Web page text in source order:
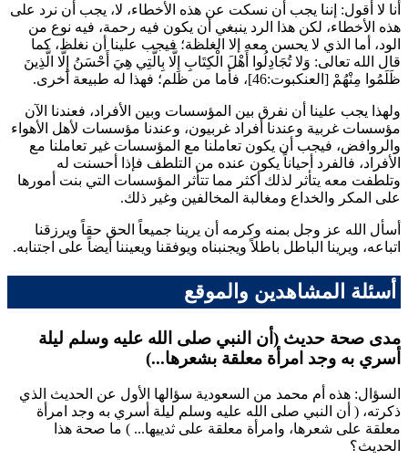
أنا لا أقول: إننا يجب أن نسكت عن هذه الأخطاء، لا، يجب أن نرد على
هذه الأخطاء، لكن هذا الرد ينبغي أن يكون فيه رحمة، فيه نوع من
الود، أما الذي لا يحسن معه إلا الغلظة؛ فيجب علينا أن نغلظ، كما
قال الله تعالى: وَلا تُجَادِلُوا أَهْلَ الْكِتَابِ إِلَّا بِالَّتِي هِيَ أَحْسَنُ إِلَّا الَّذِينَ
ظَلَمُوا مِنْهُمْ [العنكبوت:46]، فأما من ظلم؛ فهذا له طبيعة أخرى.
ولهذا يجب علينا أن نفرق بين المؤسسات وبين الأفراد، فعندنا الآن
مؤسسات غربية وعندنا أفراد غربيون، وعندنا مؤسسات لأهل الأهواء
والروافض، فيجب أن يكون تعاملنا مع المؤسسات غير تعاملنا مع
الأفراد، فالفرد أحياناً يكون عنده من التلطف فإذا أحسنت له
وتلطفت معه يتأثر لذلك أكثر مما تتأثر المؤسسات التي بنت أمورها
على المكر والخداع ومغالبة المخالفين وغير ذلك.
أسأل الله عز وجل بمنه وكرمه أن يرينا جميعاً الحق حقاً ويرزقنا
اتباعه، ويرينا الباطل باطلاً ويجنبناه ويوفقنا ويعيننا أيضاً على اجتنابه.
أسئلة المشاهدين والموقع
مدى صحة حديث (أن النبي صلى الله عليه وسلم ليلة
أسري به وجد امرأة معلقة بشعرها...)
السؤال: هذه أم محمد من السعودية سؤالها الأول عن الحديث الذي
ذكرته، ( أن النبي صلى الله عليه وسلم ليلة أسري به وجد امرأة
معلقة على شعرها، وامرأة معلقة على ثدييها... ) ما صحة هذا
الحديث؟